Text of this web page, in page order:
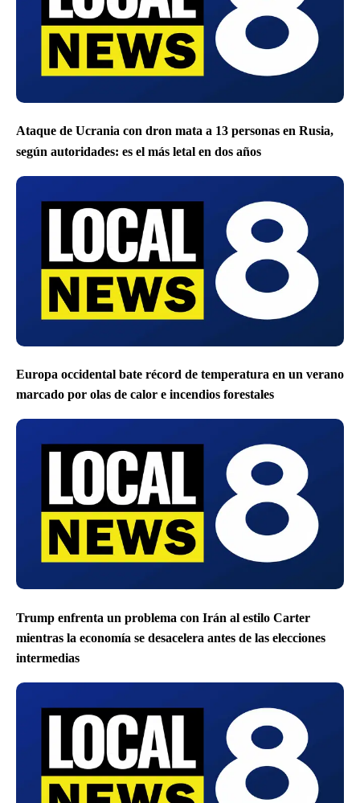
Ataque de Ucrania con dron mata a 13 personas en Rusia,
según autoridades: es el más letal en dos años
Europa occidental bate récord de temperatura en un verano
marcado por olas de calor e incendios forestales
Trump enfrenta un problema con Irán al estilo Carter
mientras la economía se desacelera antes de las elecciones
intermedias